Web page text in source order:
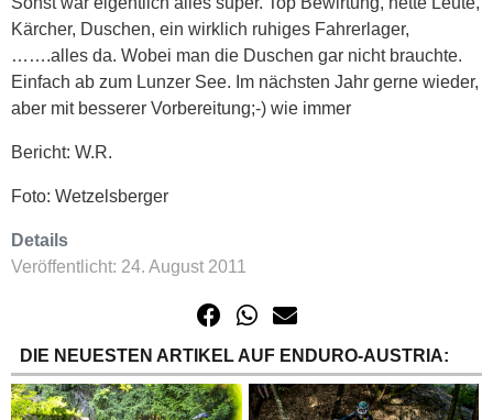
Kärcher, Duschen, ein wirklich ruhiges Fahrerlager,
…….alles da. Wobei man die Duschen gar nicht brauchte.
Einfach ab zum Lunzer See. Im nächsten Jahr gerne wieder,
aber mit besserer Vorbereitung;-) wie immer
Bericht: W.R.
Foto: Wetzelsberger
Details
Veröffentlicht: 24. August 2011
DIE NEUESTEN ARTIKEL AUF ENDURO-AUSTRIA: